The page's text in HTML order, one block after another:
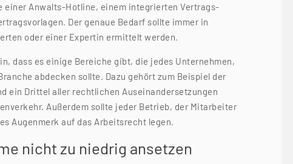
einer Anwalts-Hotline, einem integrierten Vertrags-
Der genaue Bedarf sollte immer in
oder einer Expertin ermittelt werden.
dass es einige Bereiche gibt, die jedes Unternehmen,
abdecken sollte. Dazu gehört zum Beispiel der
ein Drittel aller rechtlichen Auseinandersetzungen
Außerdem sollte jeder Betrieb, der Mitarbeiter
Augenmerk auf das Arbeitsrecht legen.
nicht zu niedrig ansetzen